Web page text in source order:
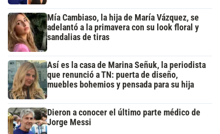
Mía Cambiaso, la hija de María Vázquez, se
adelantó a la primavera con su look floral y
sandalias de tiras
Así es la casa de Marina Señuk, la periodista
que renunció a TN: puerta de diseño,
muebles bohemios y pensada para su hija
Dieron a conocer el último parte médico de
Jorge Messi